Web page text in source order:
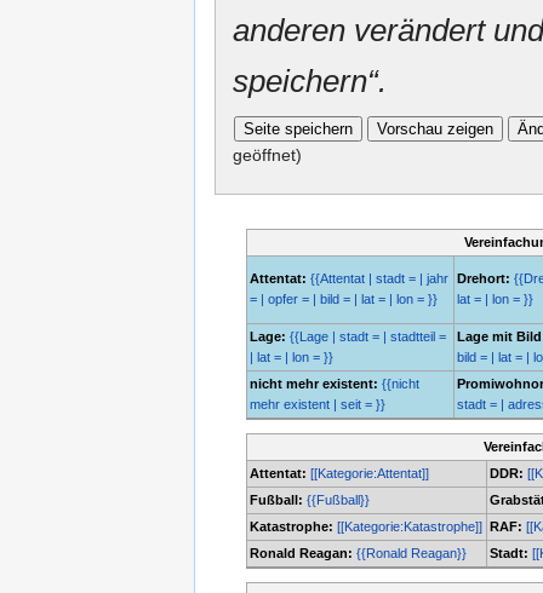
anderen verändert
speichern“.
geöffnet)
Attentat: {{Attentat | stadt = | jahr
= | opfer = | bild = | lat = | lon = }}
Drehort:
lat = | lon = }}
Lage: {{Lage | stadt = | stadtteil =
| lat = | lon = }}
Lage mit
bild = | lat = |
nicht mehr existent: {{nicht
mehr existent | seit = }}
stadt = |
Attentat: [[Kategorie:Attentat]] DDR:
Fußball: {{Fußball}}
Katastrophe: [[Kategorie:Katastrophe]] RAF:
Ronald Reagan: {{Ronald Reagan}} Stadt: